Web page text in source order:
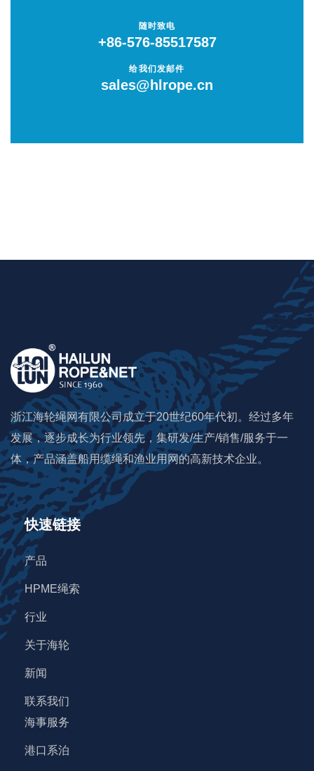
尼龙(PA)无结网
涤纶(PET)无结网
高密度聚乙烯(HDPE)无结网
高模量聚乙烯(HMPE)无结网
尼龙(PA)单死结网, 双死结网
高强度尼龙(PA)单丝网
高强度尼龙(PA)单丝合股网
尼龙(PA)单线编织网 和 双线编织网
涤纶(PET)单死结网, 双死结网
高密度聚乙烯(HDPE)单死结网, 双死结网
随时致电
+86-576-85517587
给我们发邮件
sales@hlrope.cn
浙江海轮绳网有限公司成立于20世纪60年代初。经过多年
发展，逐步成长为行业领先，集研发/生产/销售/服务于一
体，产品涵盖船用缆绳和渔业用网的高新技术企业。
快速链接
产品
HPME绳索
行业
关于海轮
新闻
联系我们
海事服务
港口系泊